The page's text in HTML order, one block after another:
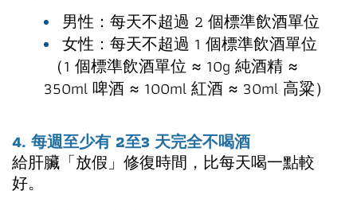
男性：每天不超過 2 個標準飲酒單位
女性：每天不超過 1 個標準飲酒單位
（1 個標準飲酒單位 ≈ 10g 純酒精 ≈
350ml 啤酒 ≈ 100ml 紅酒 ≈ 30ml 高粱）
4. 每週至少有 2至3 天完全不喝酒
給肝臟「放假」修復時間，比每天喝一點較
好。